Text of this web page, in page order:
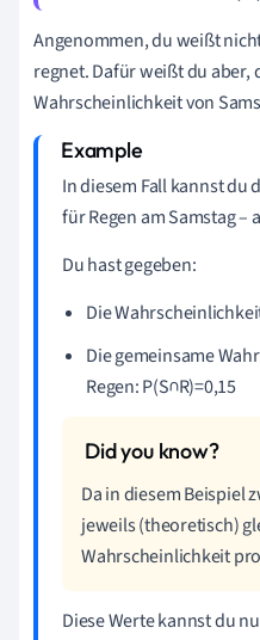
Angenommen, du weißt
regnet. Dafür weißt du aber,
Wahrscheinlichkeit von
In diesem Fall kannst
für Regen am Samstag –
Du hast gegeben:
Die
Die gemeinsame
Regen: P(S∩R)=0,15
Da in diesem Beispiel
jeweils (theoretisch)
Wahrscheinlichkeit
Diese Werte kannst du